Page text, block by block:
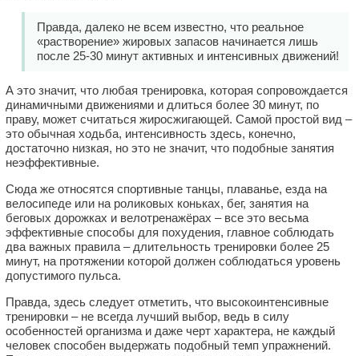
Правда, далеко не всем известно, что реальное
«растворение» жировых запасов начинается лишь
после 25-30 минут активных и интенсивных движений!
А это значит, что любая тренировка, которая сопровождается
динамичными движениями и длиться более 30 минут, по
праву, может считаться жиросжигающей. Самой простой вид –
это обычная ходьба, интенсивность здесь, конечно,
достаточно низкая, но это не значит, что подобные занятия
неэффективные.
Сюда же относятся спортивные танцы, плаванье, езда на
велосипеде или на роликовых коньках, бег, занятия на
беговых дорожках и велотренажёрах – все это весьма
эффективные способы для похудения, главное соблюдать
два важных правила – длительность тренировки более 25
минут, на протяжении которой должен соблюдаться уровень
допустимого пульса.
Правда, здесь следует отметить, что высокоинтенсивные
тренировки – не всегда лучший выбор, ведь в силу
особенностей организма и даже черт характера, не каждый
человек способен выдержать подобный темп упражнений.